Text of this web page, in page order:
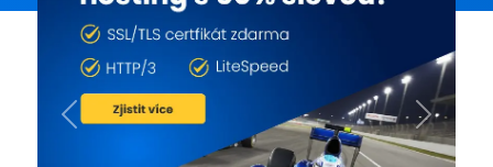
Previous Next